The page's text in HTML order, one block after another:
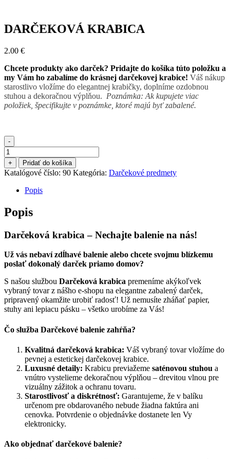
DARČEKOVÁ KRABICA
2.00 €
Chcete produkty ako darček? Pridajte do košíka túto položku a
my Vám ho zabalíme do krásnej darčekovej krabice! Váš nákup
starostlivo vložíme do elegantnej krabičky, doplníme ozdobnou
stuhou a dekoračnou výplňou. Poznámka: Ak kupujete viac
položiek, špecifikujte v poznámke, ktoré majú byť zabalené.
-
množstvo
DARČEKOVÁ
KRABICA
+ Pridať do košíka
Katalógové číslo: 90 Kategória: Darčekové predmety
Popis
Popis
Darčeková krabica – Nechajte balenie na nás!
Už vás nebaví zdĺhavé balenie alebo chcete svojmu blízkemu
poslať dokonalý darček priamo domov?
S našou službou Darčeková krabica premeníme akýkoľvek
vybraný tovar z nášho e-shopu na elegantne zabalený darček,
pripravený okamžite urobiť radosť! Už nemusíte zháňať papier,
stuhy ani lepiacu pásku – všetko urobíme za Vás!
Čo služba Darčekové balenie zahŕňa?
Kvalitná darčeková krabica: Váš vybraný tovar vložíme do
pevnej a estetickej darčekovej krabice.
Luxusné detaily: Krabicu previažeme saténovou stuhou a
vnútro vystelieme dekoračnou výplňou – drevitou vlnou pre
vizuálny zážitok a ochranu tovaru.
Starostlivosť a diskrétnosť: Garantujeme, že v balíku
určenom pre obdarovaného nebude žiadna faktúra ani
cenovka. Potvrdenie o objednávke dostanete len Vy
elektronicky.
Ako objednať darčekové balenie?